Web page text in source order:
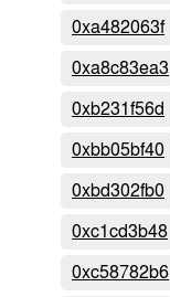
0xa482063f
0xa8c83ea3
0xb231f56d
0xbb05bf40
0xbd302fb0
0xc1cd3b48
0xc58782b6